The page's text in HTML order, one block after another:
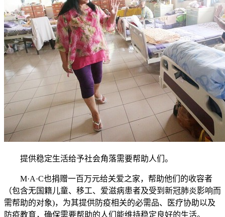
提供稳定生活给予社会角落需要帮助人们。
M·A·C也捐赠一百万元给关爱之家，帮助他们的收容者
（包含无国籍儿童、移工、爱滋病患者及受到新冠肺炎影响而
需帮助的对象)，为其提供防疫相关的必需品、医疗协助以及
防疫教育，确保需要帮助的人们能维持稳定良好的生活。